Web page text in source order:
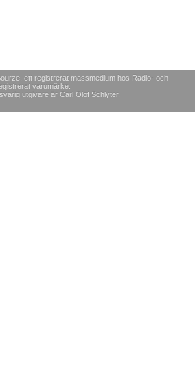
ett registrerat massmedium hos Radio- och
varumärke.
utgivare är Carl Olof Schlyter.